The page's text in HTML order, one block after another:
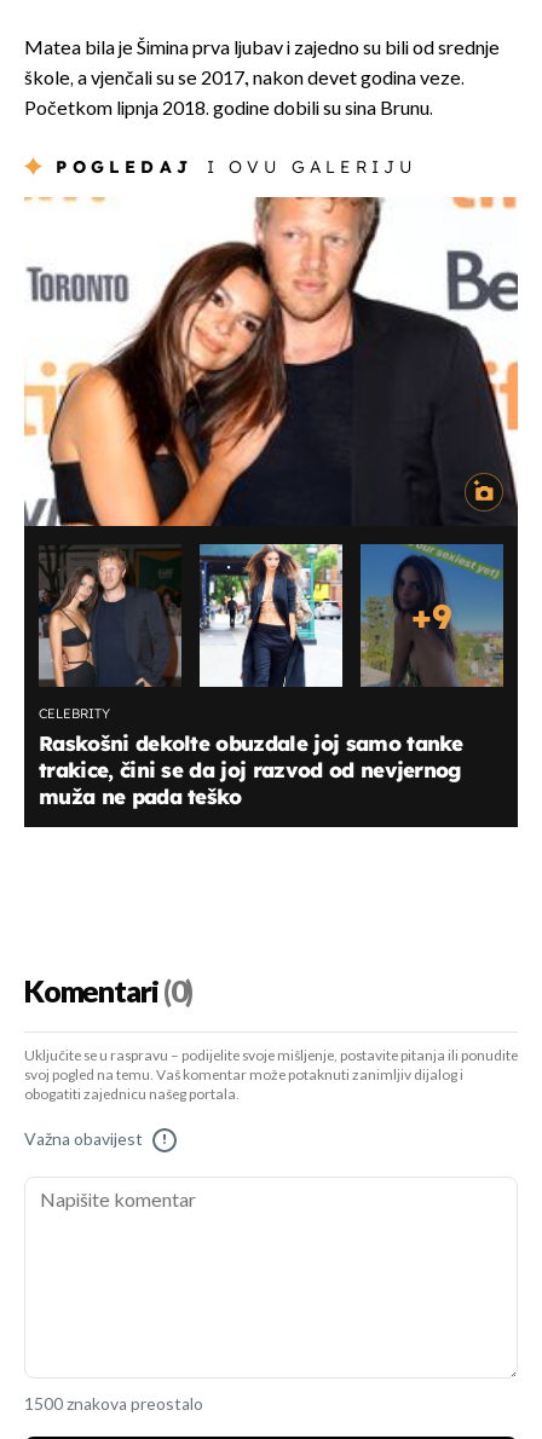
Matea bila je Šimina prva ljubav i zajedno su bili od srednje
škole, a vjenčali su se 2017., nakon devet godina veze.
Početkom lipnja 2018. godine dobili su sina Brunu.
POGLEDAJ I OVU GALERIJU
+9
CELEBRITY
Raskošni dekolte obuzdale joj samo tanke
trakice, čini se da joj razvod od nevjernog
muža ne pada teško
Komentari(0)
Uključite se u raspravu – podijelite svoje mišljenje, postavite pitanja ili ponudite
svoj pogled na temu. Vaš komentar može potaknuti zanimljiv dijalog i
obogatiti zajednicu našeg portala.
Važna obavijest !
1500 znakova preostalo